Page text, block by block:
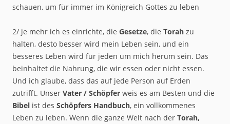
schauen, um für immer im Königreich Gottes zu leben
2/ je mehr ich es einrichte, die Gesetze, die Torah zu
halten, desto besser wird mein Leben sein, und ein
besseres Leben wird für jeden um mich herum sein. Das
beinhaltet die Nahrung, die wir essen oder nicht essen.
Und ich glaube, dass das auf jede Person auf Erden
zutrifft. Unser Vater / Schöpfer weis es am Besten und die
Bibel ist des Schöpfers Handbuch, ein vollkommenes
Leben zu leben. Wenn die ganze Welt nach der Torah,